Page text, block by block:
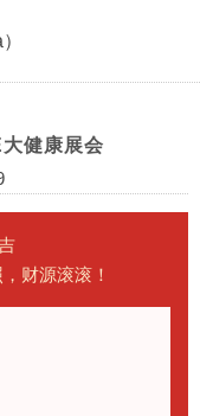
健康展会
财源滚滚！